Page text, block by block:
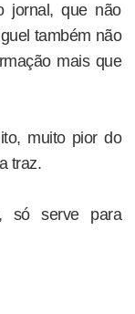
jornal, que não
também não
mais que
muito pior do
traz.
só serve para